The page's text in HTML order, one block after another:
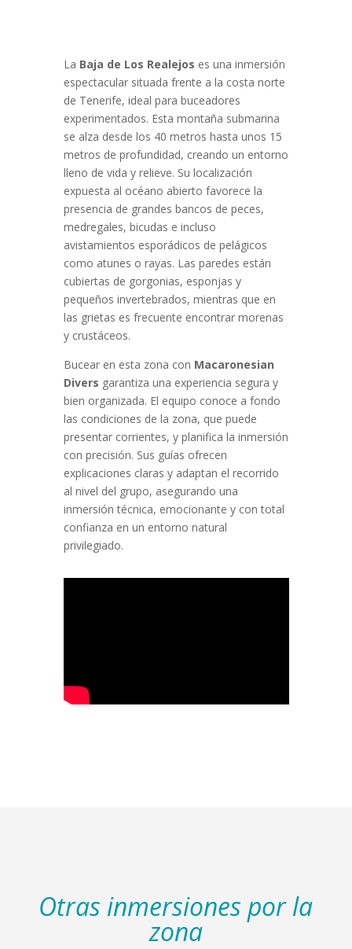
La Baja de Los Realejos es una inmersión
espectacular situada frente a la costa norte
de Tenerife, ideal para buceadores
experimentados. Esta montaña submarina
se alza desde los 40 metros hasta unos 15
metros de profundidad, creando un entorno
lleno de vida y relieve. Su localización
expuesta al océano abierto favorece la
presencia de grandes bancos de peces,
medregales, bicudas e incluso
avistamientos esporádicos de pelágicos
como atunes o rayas. Las paredes están
cubiertas de gorgonias, esponjas y
pequeños invertebrados, mientras que en
las grietas es frecuente encontrar morenas
y crustáceos.
Bucear en esta zona con Macaronesian
Divers garantiza una experiencia segura y
bien organizada. El equipo conoce a fondo
las condiciones de la zona, que puede
presentar corrientes, y planifica la inmersión
con precisión. Sus guías ofrecen
explicaciones claras y adaptan el recorrido
al nivel del grupo, asegurando una
inmersión técnica, emocionante y con total
confianza en un entorno natural
privilegiado.
Otras inmersiones por la
zona